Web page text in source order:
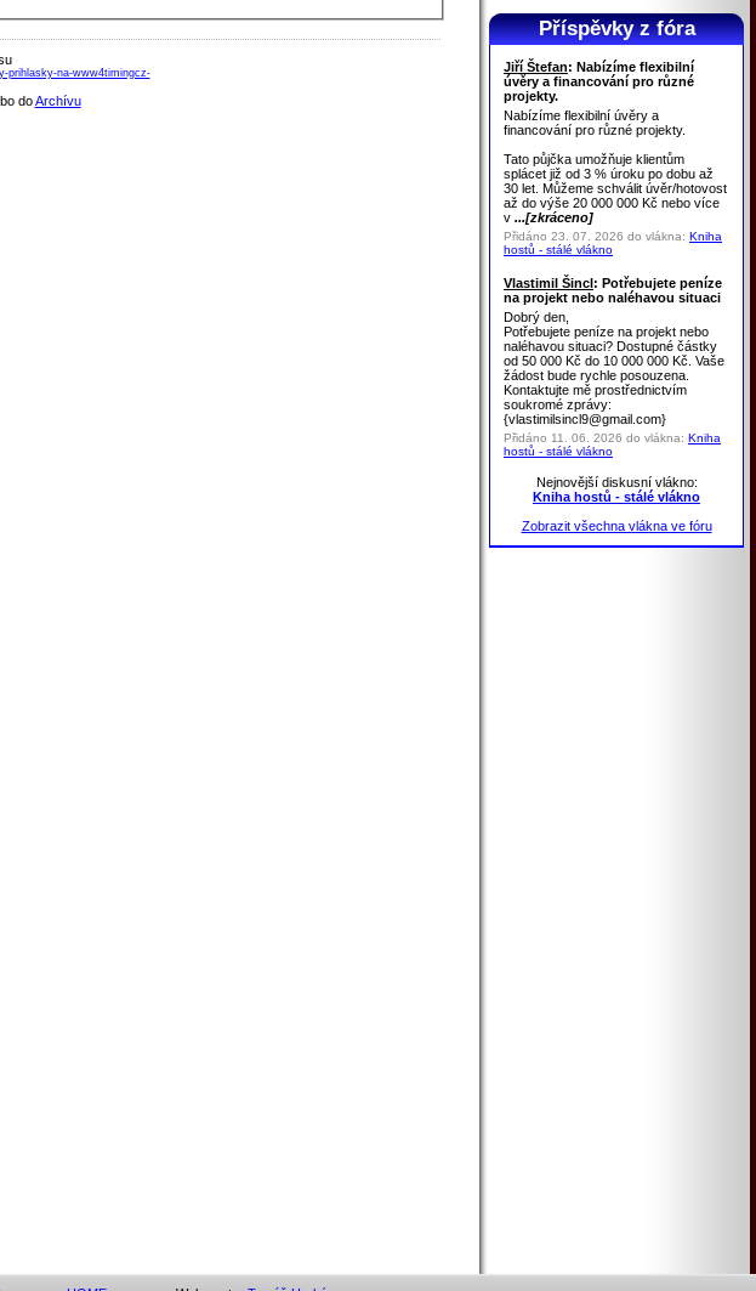
prihlasky-na-www4timingcz-
doArchívu
Příspěvky z fóra
Jiří Štefan: Nabízíme flexibilní
úvěry a financování pro různé
projekty.
Nabízíme flexibilní úvěry a
financování pro různé projekty.
Tato půjčka umožňuje klientům
splácet již od 3 % úroku po dobu až
30 let. Můžeme schválit úvěr/hotovost
až do výše 20 000 000 Kč nebo více
v ...[zkráceno]
Přidáno 23. 07. 2026 do vlákna: Kniha
hostů - stálé vlákno
Vlastimil Šincl: Potřebujete peníze
na projekt nebo naléhavou situaci
Dobrý den,
Potřebujete peníze na projekt nebo
naléhavou situaci? Dostupné částky
od 50 000 Kč do 10 000 000 Kč. Vaše
žádost bude rychle posouzena.
Kontaktujte mě prostřednictvím
soukromé zprávy:
{vlastimilsincl9@gmail.com}
Přidáno 11. 06. 2026 do vlákna: Kniha
hostů - stálé vlákno
Nejnovější diskusní vlákno:
Kniha hostů - stálé vlákno
Zobrazit všechna vlákna ve fóru